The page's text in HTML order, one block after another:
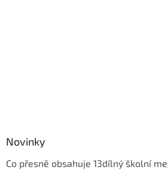
Novinky
Co přesně obsahuje 13dílný školní